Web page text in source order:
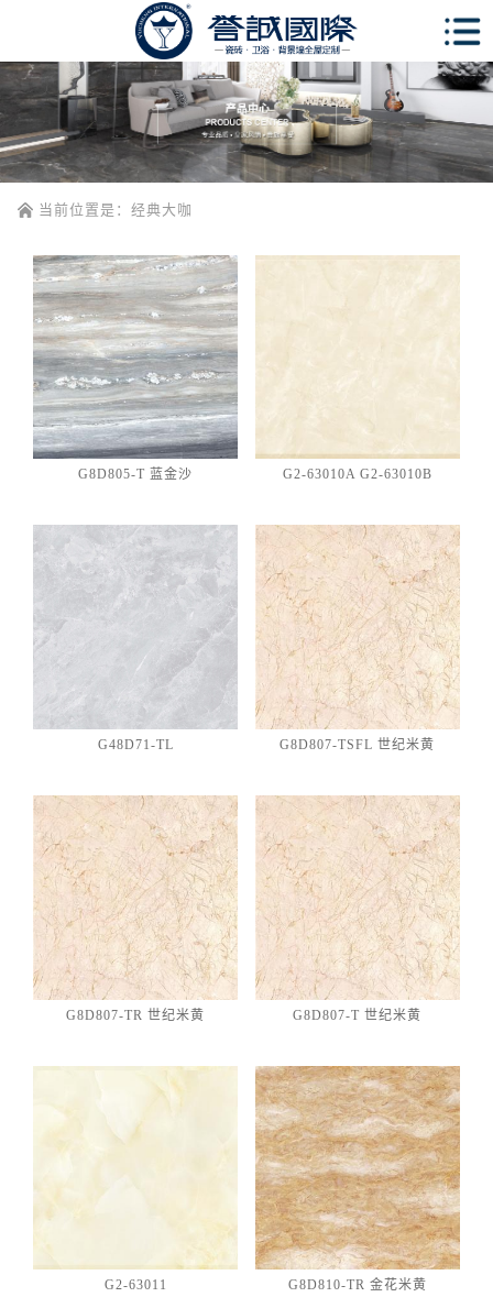
当前位置是：经典大咖
G8D805-T 蓝金沙 G2-63010A G2-63010B
G48D71-TL G8D807-TSFL 世纪米黄
G8D807-TR 世纪米黄 G8D807-T 世纪米黄
G2-63011 G8D810-TR 金花米黄